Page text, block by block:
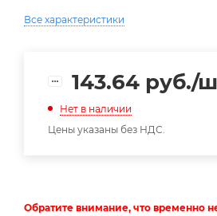
Все характеристики
143.64 руб./
Нет в наличии
Цены указаны без НДС.
Обратите внимание, что временно